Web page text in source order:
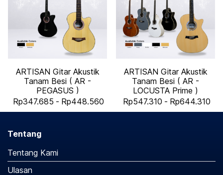
ARTISAN Gitar Akustik
Tanam Besi ( AR -
PEGASUS )
Rp347.685 - Rp448.560
ARTISAN Gitar Akustik
Tanam Besi ( AR -
LOCUSTA Prime )
Rp547.310 - Rp644.310
Tentang
Tentang Kami
Ulasan